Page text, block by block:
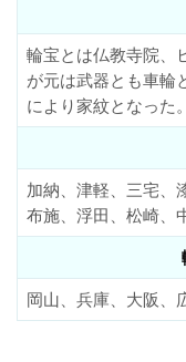
輪宝とは仏教寺院、
が元は武器とも車輪
により家紋となった。
加納、津軽、三宅、
布施、浮田、松崎、
岡山、兵庫、大阪、